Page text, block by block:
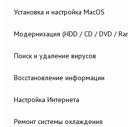
Установка и настройка MacОS
Модернизация (HDD / CD / DVD /
Поиск и удаление вирусов
Восстановление информации
Настройка Интернета
Ремонт системы охлаждения